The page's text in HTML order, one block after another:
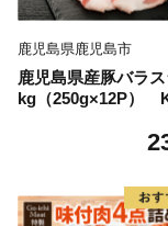
鹿児島県鹿児島市
鹿児島県産豚バラ
kg（250g×12P）